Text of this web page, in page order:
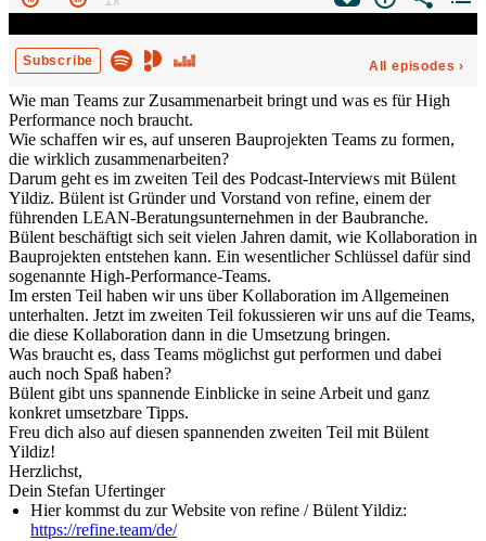
Wie man Teams zur Zusammenarbeit bringt und was es für High
Performance noch braucht.
Wie schaffen wir es, auf unseren Bauprojekten Teams zu formen,
die wirklich zusammenarbeiten?
Darum geht es im zweiten Teil des Podcast-Interviews mit Bülent
Yildiz. Bülent ist Gründer und Vorstand von refine, einem der
führenden LEAN-Beratungsunternehmen in der Baubranche.
Bülent beschäftigt sich seit vielen Jahren damit, wie Kollaboration in
Bauprojekten entstehen kann. Ein wesentlicher Schlüssel dafür sind
sogenannte High-Performance-Teams.
Im ersten Teil haben wir uns über Kollaboration im Allgemeinen
unterhalten. Jetzt im zweiten Teil fokussieren wir uns auf die Teams,
die diese Kollaboration dann in die Umsetzung bringen.
Was braucht es, dass Teams möglichst gut performen und dabei
auch noch Spaß haben?
Bülent gibt uns spannende Einblicke in seine Arbeit und ganz
konkret umsetzbare Tipps.
Freu dich also auf diesen spannenden zweiten Teil mit Bülent
Yildiz!
Herzlichst,
Dein Stefan Ufertinger
Hier kommst du zur Website von refine / Bülent Yildiz:
https://refine.team/de/